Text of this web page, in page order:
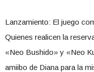
​Lanzamiento: El juego
Quienes realicen la
«Neo Bushido» y «Neo
amiibo de Diana para la